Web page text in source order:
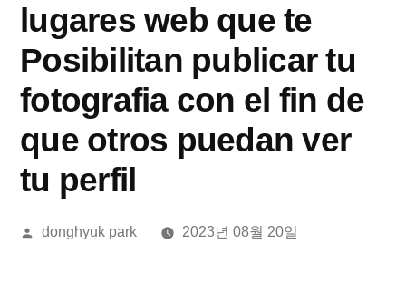
lugares web que te
Posibilitan publicar tu
fotografia con el fin de
que otros puedan ver
tu perfil
올
donghyuk park 2023년 08월 20일